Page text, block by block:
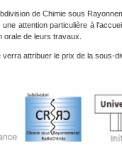
de Chimie sous
attention particulière à
orale de leurs travaux.
attribuer le prix de la sous-